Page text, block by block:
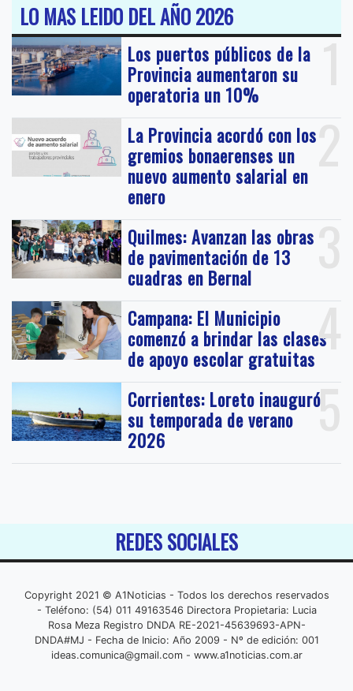
LO MAS LEIDO DEL AÑO 2026
1
Los puertos públicos de la
Provincia aumentaron su
operatoria un 10%
2
La Provincia acordó con los
gremios bonaerenses un
nuevo aumento salarial en
enero
3
Quilmes: Avanzan las obras
de pavimentación de 13
cuadras en Bernal
4
Campana: El Municipio
comenzó a brindar las clases
de apoyo escolar gratuitas
5
Corrientes: Loreto inauguró
su temporada de verano
2026
REDES SOCIALES
Copyright 2021 © A1Noticias - Todos los derechos reservados
- Teléfono: (54) 011 49163546 Directora Propietaria: Lucia
Rosa Meza Registro DNDA RE-2021-45639693-APN-
DNDA#MJ - Fecha de Inicio: Año 2009 - Nº de edición: 001
ideas.comunica@gmail.com- www.a1noticias.com.ar